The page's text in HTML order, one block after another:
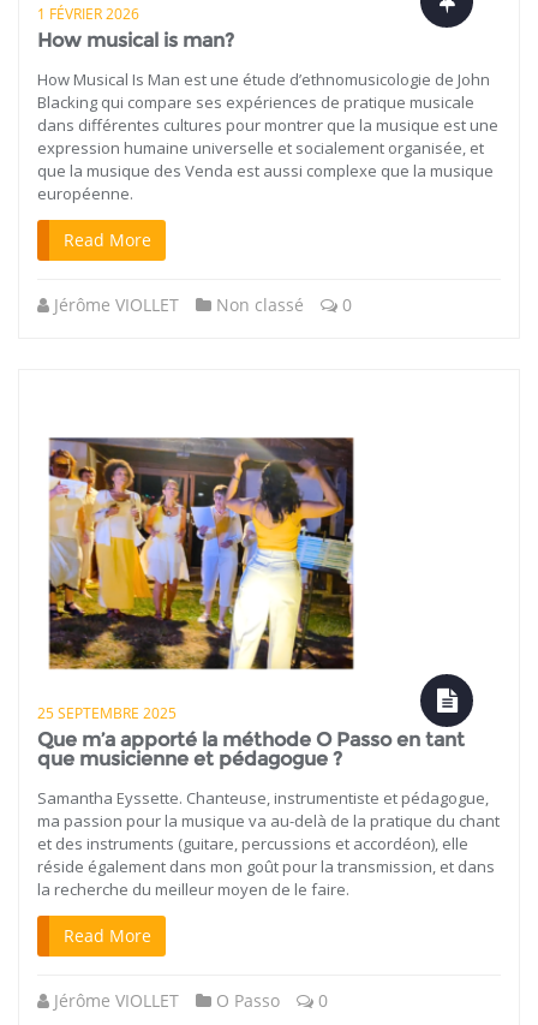
1 FÉVRIER 2026
How musical is man?
How Musical Is Man est une étude d’ethnomusicologie de John
Blacking qui compare ses expériences de pratique musicale
dans différentes cultures pour montrer que la musique est une
expression humaine universelle et socialement organisée, et
que la musique des Venda est aussi complexe que la musique
européenne.
Read More
Jérôme VIOLLET Non classé 0
25 SEPTEMBRE 2025
Que m’a apporté la méthode O Passo en tant
que musicienne et pédagogue ?
Samantha Eyssette. Chanteuse, instrumentiste et pédagogue,
ma passion pour la musique va au-delà de la pratique du chant
et des instruments (guitare, percussions et accordéon), elle
réside également dans mon goût pour la transmission, et dans
la recherche du meilleur moyen de le faire.
Read More
Jérôme VIOLLET O Passo 0